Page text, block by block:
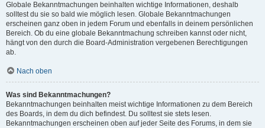
Globale Bekanntmachungen beinhalten wichtige Informationen, deshalb
solltest du sie so bald wie möglich lesen. Globale Bekanntmachungen
erscheinen ganz oben in jedem Forum und ebenfalls in deinem persönlichen
Bereich. Ob du eine globale Bekanntmachung schreiben kannst oder nicht,
hängt von den durch die Board-Administration vergebenen Berechtigungen
ab.
Nach oben
Was sind Bekanntmachungen?
Bekanntmachungen beinhalten meist wichtige Informationen zu dem Bereich
des Boards, in dem du dich befindest. Du solltest sie stets lesen.
Bekanntmachungen erscheinen oben auf jeder Seite des Forums, in dem sie